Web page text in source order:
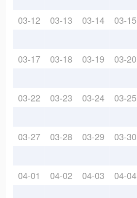
03-12 03-13 03-14 03-15
03-17 03-18 03-19 03-20
03-22 03-23 03-24 03-25
03-27 03-28 03-29 03-30
04-01 04-02 04-03 04-04